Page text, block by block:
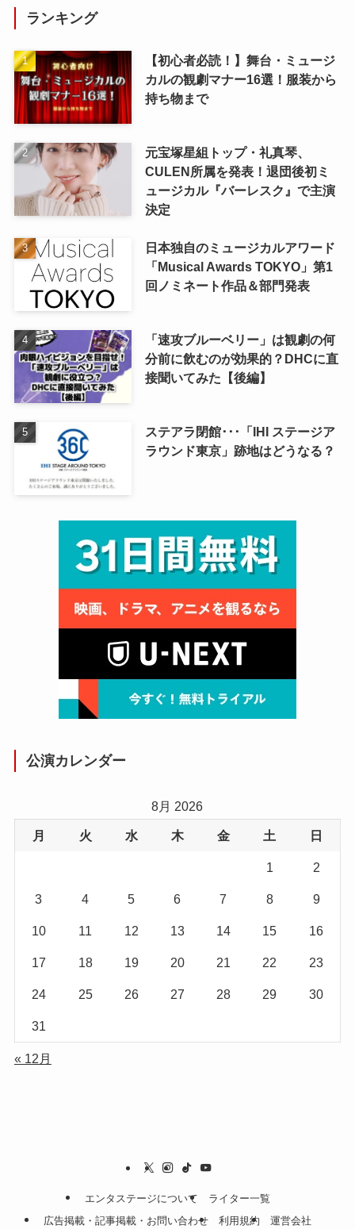
ランキング
【初心者必読！】舞台・ミュージ
カルの観劇マナー16選！服装から
持ち物まで
元宝塚星組トップ・礼真琴、
CULEN所属を発表！退団後初ミ
ュージカル『バーレスク』で主演
決定
日本独自のミュージカルアワード
「Musical Awards TOKYO」第1
回ノミネート作品＆部門発表
「速攻ブルーベリー」は観劇の何
分前に飲むのが効果的？DHCに直
接聞いてみた【後編】
ステアラ閉館･･･「IHI ステージア
ラウンド東京」跡地はどうなる？
公演カレンダー
8月 2026
月 火 水 木 金 土 日
1 2
3 4 5 6 7 8 9
10 11 12 13 14 15 16
17 18 19 20 21 22 23
24 25 26 27 28 29 30
31
« 12月
エンタステージについて
ライター一覧
広告掲載・記事掲載・お問い合わせ
利用規約 運営会社